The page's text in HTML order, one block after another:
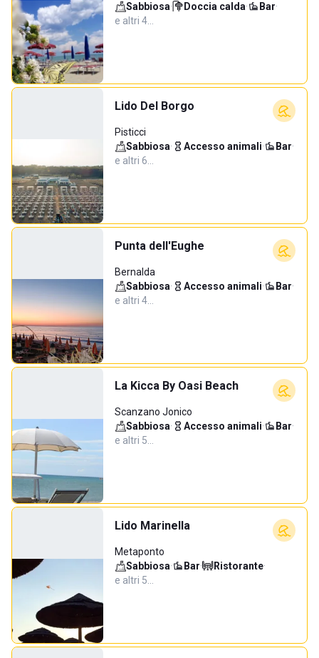
Sabbiosa· Doccia calda· Bar·
e altri 4…
Lido Del Borgo
Pisticci
Sabbiosa· Accesso animali· Bar·
e altri 6…
Punta dell'Eughe
Bernalda
Sabbiosa· Accesso animali· Bar·
e altri 4…
La Kicca By Oasi Beach
Scanzano Jonico
Sabbiosa· Accesso animali· Bar·
e altri 5…
Lido Marinella
Metaponto
Sabbiosa· Bar· Ristorante·
e altri 5…